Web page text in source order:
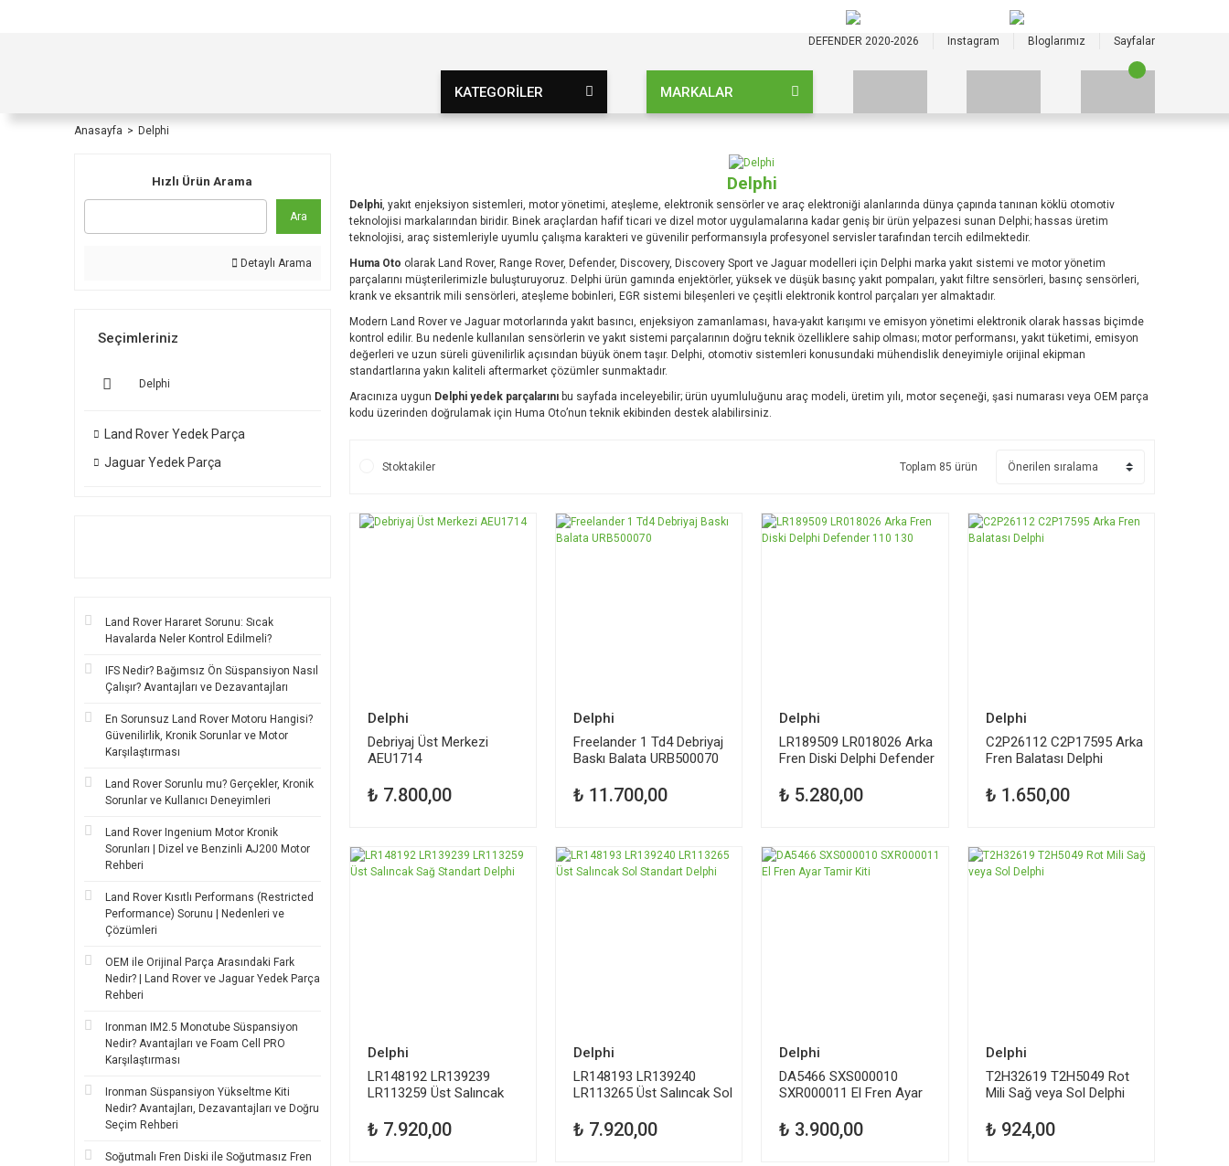
DEFENDER 2020-2026 Instagram Bloglarımız Sayfalar
KATEGORİLER MARKALAR
Anasayfa Delphi
Hızlı Ürün Arama
Ara
Detaylı Arama
Seçimleriniz
Delphi
Land Rover Yedek Parça
Jaguar Yedek Parça
Land Rover Hararet Sorunu: Sıcak
Havalarda Neler Kontrol Edilmeli?
IFS Nedir? Bağımsız Ön Süspansiyon Nasıl
Çalışır? Avantajları ve Dezavantajları
En Sorunsuz Land Rover Motoru Hangisi?
Güvenilirlik, Kronik Sorunlar ve Motor
Karşılaştırması
Land Rover Sorunlu mu? Gerçekler, Kronik
Sorunlar ve Kullanıcı Deneyimleri
Land Rover Ingenium Motor Kronik
Sorunları | Dizel ve Benzinli AJ200 Motor
Rehberi
Land Rover Kısıtlı Performans (Restricted
Performance) Sorunu | Nedenleri ve
Çözümleri
OEM ile Orijinal Parça Arasındaki Fark
Nedir? | Land Rover ve Jaguar Yedek Parça
Rehberi
Ironman IM2.5 Monotube Süspansiyon
Nedir? Avantajları ve Foam Cell PRO
Karşılaştırması
Ironman Süspansiyon Yükseltme Kiti
Nedir? Avantajları, Dezavantajları ve Doğru
Seçim Rehberi
Soğutmalı Fren Diski ile Soğutmasız Fren
Delphi
Delphi, yakıt enjeksiyon sistemleri, motor yönetimi, ateşleme, elektronik sensörler ve araç elektroniği alanlarında dünya çapında tanınan köklü otomotiv
teknolojisi markalarından biridir. Binek araçlardan hafif ticari ve dizel motor uygulamalarına kadar geniş bir ürün yelpazesi sunan Delphi; hassas üretim
teknolojisi, araç sistemleriyle uyumlu çalışma karakteri ve güvenilir performansıyla profesyonel servisler tarafından tercih edilmektedir.
Huma Oto olarak Land Rover, Range Rover, Defender, Discovery, Discovery Sport ve Jaguar modelleri için Delphi marka yakıt sistemi ve motor yönetim
parçalarını müşterilerimizle buluşturuyoruz. Delphi ürün gamında enjektörler, yüksek ve düşük basınç yakıt pompaları, yakıt filtre sensörleri, basınç sensörleri,
krank ve eksantrik mili sensörleri, ateşleme bobinleri, EGR sistemi bileşenleri ve çeşitli elektronik kontrol parçaları yer almaktadır.
Modern Land Rover ve Jaguar motorlarında yakıt basıncı, enjeksiyon zamanlaması, hava-yakıt karışımı ve emisyon yönetimi elektronik olarak hassas biçimde
kontrol edilir. Bu nedenle kullanılan sensörlerin ve yakıt sistemi parçalarının doğru teknik özelliklere sahip olması; motor performansı, yakıt tüketimi, emisyon
değerleri ve uzun süreli güvenilirlik açısından büyük önem taşır. Delphi, otomotiv sistemleri konusundaki mühendislik deneyimiyle orijinal ekipman
standartlarına yakın kaliteli aftermarket çözümler sunmaktadır.
Aracınıza uygun Delphi yedek parçalarınıbu sayfada inceleyebilir; ürün uyumluluğunu araç modeli, üretim yılı, motor seçeneği, şasi numarası veya OEM parça
kodu üzerinden doğrulamak için Huma Oto’nun teknik ekibinden destek alabilirsiniz.
Stoktakiler Toplam 85 ürün
Delphi
Debriyaj Üst Merkezi
AEU1714
₺ 7.800,00
Delphi
Freelander 1 Td4 Debriyaj
Baskı Balata URB500070
₺ 11.700,00
Delphi
LR189509 LR018026 Arka
Fren Diski Delphi Defender
₺ 5.280,00
Delphi
C2P26112 C2P17595 Arka
Fren Balatası Delphi
₺ 1.650,00
Delphi
LR148192 LR139239
LR113259 Üst Salıncak
₺ 7.920,00
Delphi
LR148193 LR139240
LR113265 Üst Salıncak Sol
₺ 7.920,00
Delphi
DA5466 SXS000010
SXR000011 El Fren Ayar
₺ 3.900,00
Delphi
T2H32619 T2H5049 Rot
Mili Sağ veya Sol Delphi
₺ 924,00